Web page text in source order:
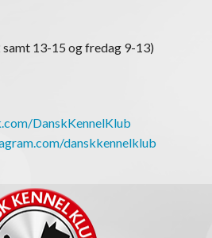
13-15 og fredag 9-13)
DanskKennelKlub
danskkennelklub